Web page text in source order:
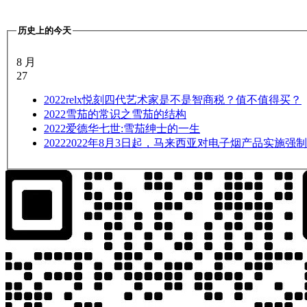
历史上的今天
8 月
27
2022relx悦刻四代艺术家是不是智商税？值不值得买？
2022雪茄的常识之雪茄的结构
2022爱德华七世:雪茄绅士的一生
20222022年8月3日起，马来西亚对电子烟产品实施强